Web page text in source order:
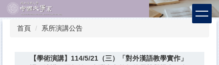
跳
到
首頁 系所演講公告
【學術演講】114/5/21（三）「對外漢語教學實作」